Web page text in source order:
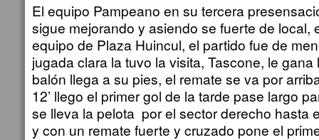
El equipo Pampeano en su tercera
sigue mejorando y asiendo se fuerte de local,
equipo de Plaza Huincul, el partido fue de
jugada clara la tuvo la visita, Tascone, le
balón llega a su pies, el remate se va por
12’ llego el primer gol de la tarde pase largo
se lleva la pelota por el sector derecho hasta
y con un remate fuerte y cruzado pone el